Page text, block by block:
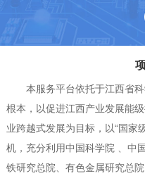
本服务平台依托于江西省
根本，以促进江西产业发展能
业跨越式发展为目标，以“国家
机，充分利用中国科学院 、中
铁研究总院、有色金属研究总